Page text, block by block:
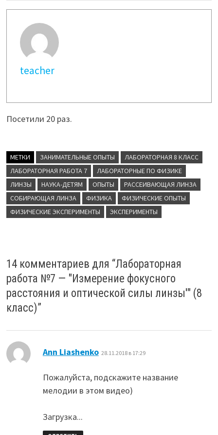
teacher
Посетили 20 раз.
МЕТКИ ЗАНИМАТЕЛЬНЫЕ ОПЫТЫ
ЛАБОРАТОРНАЯ 8 КЛАСС
ЛАБОРАТОРНАЯ РАБОТА 7
ЛАБОРАТОРНЫЕ ПО ФИЗИКЕ
ЛИНЗЫ
НАУКА-ДЕТЯМ ОПЫТЫ
РАССЕИВАЮЩАЯ ЛИНЗА
СОБИРАЮЩАЯ ЛИНЗА
ФИЗИКА
ФИЗИЧЕСКИЕ ОПЫТЫ
ФИЗИЧЕСКИЕ ЭКСПЕРИМЕНТЫ
ЭКСПЕРИМЕНТЫ
14 комментариев для “Лабораторная
работа №7 — "Измерение фокусного
расстояния и оптической силы линзы'" (8
класс)”
Ann Liashenko: 28.11.2018 в 17:29
Пожалуйста, подскажите название
мелодии в этом видео)
Загрузка...